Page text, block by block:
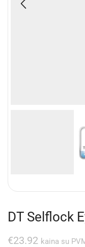
DT Selflock
€23.92 kaina su